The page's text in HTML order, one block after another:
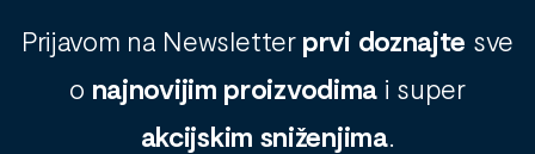
Prijavom na Newsletter prvi doznajte sve
o najnovijim proizvodima i super
akcijskim sniženjima.